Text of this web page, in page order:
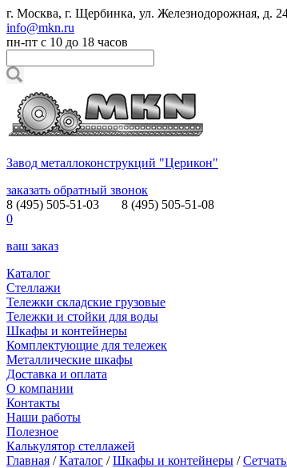
г. Москва, г. Щербинка, ул. Железнодорожная, д.
info@mkn.ru
пн-пт с 10 до 18 часов
Завод металлоконструкций "Церикон"
заказать обратный звонок
8 (495) 505-51-03
8 (495) 505-51-08
0
ваш заказ
Каталог
Стеллажи
Тележки складские грузовые
Тележки и стойки для воды
Шкафы и контейнеры
Комплектующие для тележек
Металлические шкафы
Доставка и оплата
О компании
Контакты
Наши работы
Полезное
Калькулятор стеллажей
Главная /Каталог /Шкафы и контейнеры /